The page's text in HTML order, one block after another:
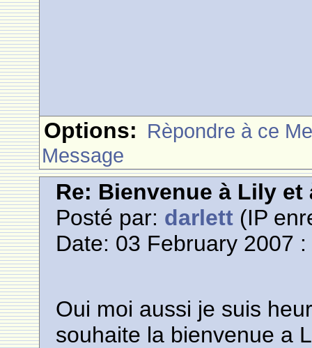
Options: Rèpondre à ce
Message
Re: Bienvenue à Lily et
Posté par: darlett (IP
Date: 03 February 2007
Oui moi aussi je suis
souhaite la bienvenue a